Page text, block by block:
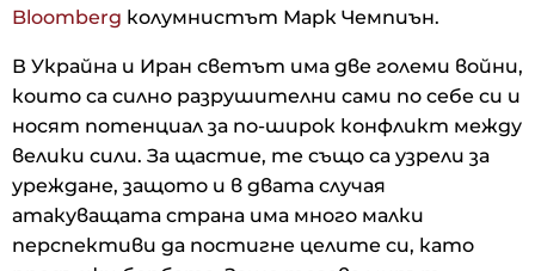
Bloomberg колумнистът Марк Чемпиън.
В Украйна и Иран светът има две големи войни,
които са силно разрушителни сами по себе си и
носят потенциал за по-широк конфликт между
велики сили. За щастие, те също са узрели за
уреждане, защото и в двата случая
атакуващата страна има много малки
перспективи да постигне целите си, като